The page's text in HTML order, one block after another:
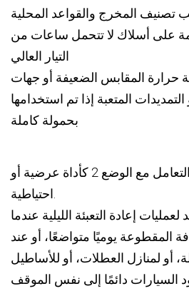
تصنيف المخرج والقواعد المحلية
على أسلاك لا تتحمل ساعات من
التيار العالي
حرارة المقابس الضعيفة أو جهات
المتعبة إذا تم استخدامها
بحمولة كاملة
لذا فمن الأفضل التعامل مع الوضع 2 كأداة عرضية أو
احتياطية.
إعادة التعبئة الليلية عندما
المقطوعة يوميًا متواضعًا، أو عند
أو لمنازل العطلات، أو للأساطيل